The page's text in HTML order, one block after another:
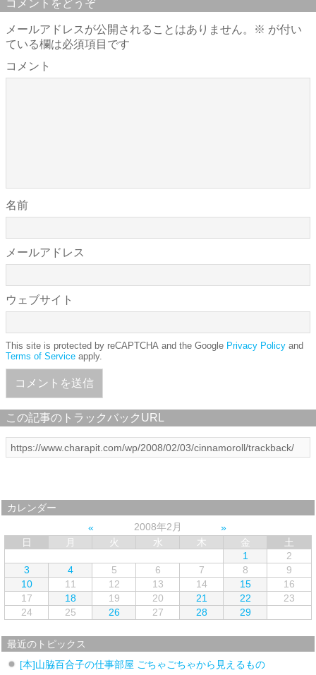
コメントをどうぞ
メールアドレスが公開されることはありません。 ※ が付い
ている欄は必須項目です
コメント
名前
メールアドレス
ウェブサイト
This site is protected by reCAPTCHA and the Google Privacy Policy and
Terms of Service apply.
この記事のトラックバックURL
カレンダー
2008年2月
日
月 火 水 木 金
土
1
2
3
4 5 6 7 8
9
10
11 12 13 14 15
16
17
18 19 20 21 22
23
24
25 26 27 28 29
最近のトピックス
[本]山脇百合子の仕事部屋 ごちゃごちゃから見えるもの